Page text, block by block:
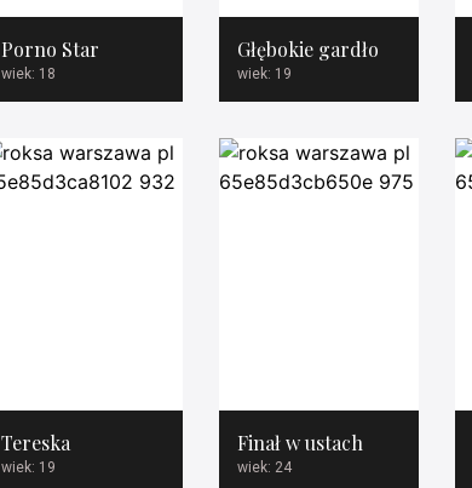
Porno Star
wiek: 18
Głębokie gardło
wiek: 19
Tereska
wiek: 19
Finał w ustach
wiek: 24